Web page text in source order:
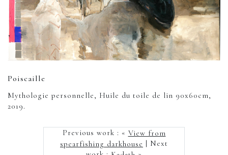
Poiscaille
Mythologie personnelle, Huile du toile de lin 90x60cm,
2019.
Previous work : « View from
spearfishing darkhouse | Next